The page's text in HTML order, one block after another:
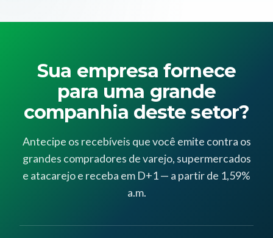
Sua empresa fornece
para uma grande
companhia deste setor?
Antecipe os recebíveis que você emite contra os
grandes compradores de varejo, supermercados
e atacarejo e receba em D+1 — a partir de 1,59%
a.m.